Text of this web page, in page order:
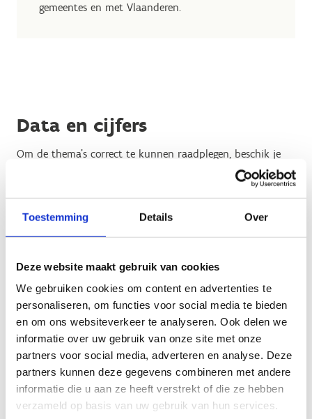
Toestemming Details Over
Deze website maakt gebruik van cookies
We gebruiken cookies om content en advertenties te
personaliseren, om functies voor social media te bieden
en om ons websiteverkeer te analyseren. Ook delen we
informatie over uw gebruik van onze site met onze
partners voor social media, adverteren en analyse. Deze
partners kunnen deze gegevens combineren met andere
informatie die u aan ze heeft verstrekt of die ze hebben
verzameld op basis van uw gebruik van hun services.
gemeentes en met Vlaanderen.
Data en cijfers
Om de thema's correct te kunnen raadplegen, beschik je
best over de laatste versie van Google Chrome, Mozilla
Firefox of Safari. Voor Microsoft werken de grafieken enkel
Geen fiches gevonden.